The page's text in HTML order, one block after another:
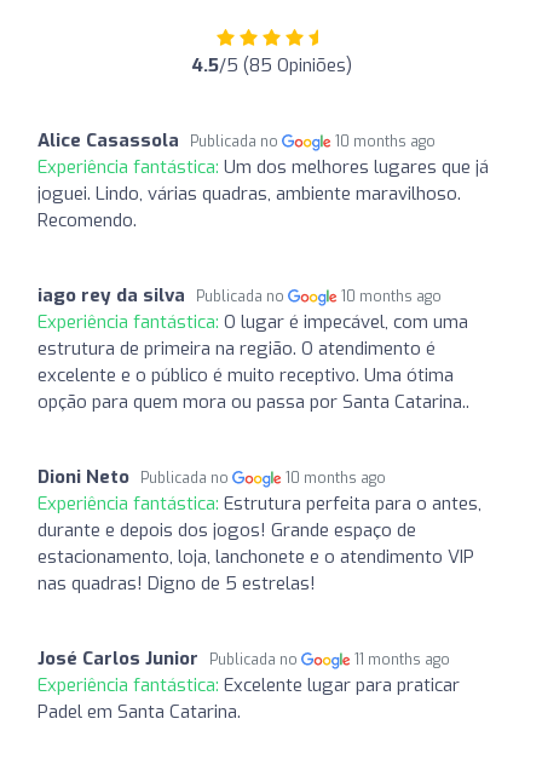
4.5/5 (85 Opiniões)
Alice Casassola Publicada no 10 months ago
Experiência fantástica: Um dos melhores lugares que já
joguei. Lindo, várias quadras, ambiente maravilhoso.
Recomendo.
iago rey da silva Publicada no 10 months ago
Experiência fantástica: O lugar é impecável, com uma
estrutura de primeira na região. O atendimento é
excelente e o público é muito receptivo. Uma ótima
opção para quem mora ou passa por Santa Catarina..
Dioni Neto Publicada no 10 months ago
Experiência fantástica: Estrutura perfeita para o antes,
durante e depois dos jogos! Grande espaço de
estacionamento, loja, lanchonete e o atendimento VIP
nas quadras! Digno de 5 estrelas!
José Carlos Junior Publicada no 11 months ago
Experiência fantástica: Excelente lugar para praticar
Padel em Santa Catarina.